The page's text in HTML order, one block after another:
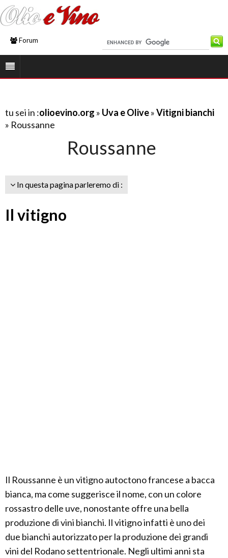
Forum
tu sei in :olioevino.org » Uva e Olive»Vitigni bianchi
» Roussanne
Roussanne
In questa pagina parleremo di :
Il vitigno
Il Roussanne è un vitigno autoctono francese a bacca
bianca, ma come suggerisce il nome, con un colore
rossastro delle uve, nonostante offre una bella
produzione di vini bianchi. Il vitigno infatti è uno dei
due bianchi autorizzato per la produzione dei grandi
vini del Rodano settentrionale. Negli ultimi anni sta